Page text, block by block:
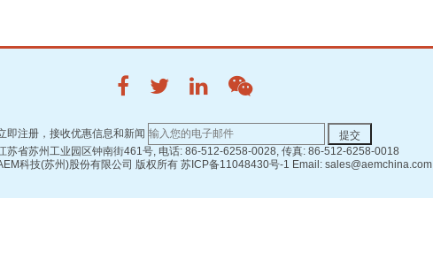
即注册，接收优惠信息和新闻
苏省苏州工业园区钟南街461号, 电话: 86-512-6258-0028, 传真: 86-512-6258-0018
科技(苏州)股份有限公司 版权所有 苏ICP备11048430号-1 Email: sales@aemchina.com